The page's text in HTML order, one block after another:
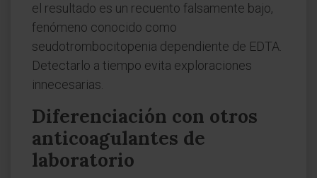
el resultado es un recuento falsamente bajo,
fenómeno conocido como
seudotrombocitopenia dependiente de EDTA.
Detectarlo a tiempo evita exploraciones
innecesarias.
Diferenciación con otros
anticoagulantes de
laboratorio